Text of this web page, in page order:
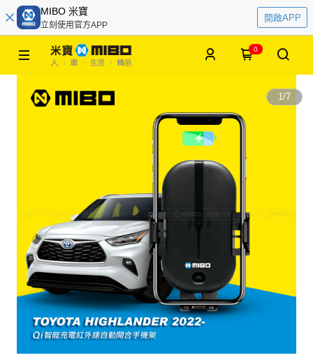
MIBO 米寶
立刻使用官方APP
開啟APP
0
1/7